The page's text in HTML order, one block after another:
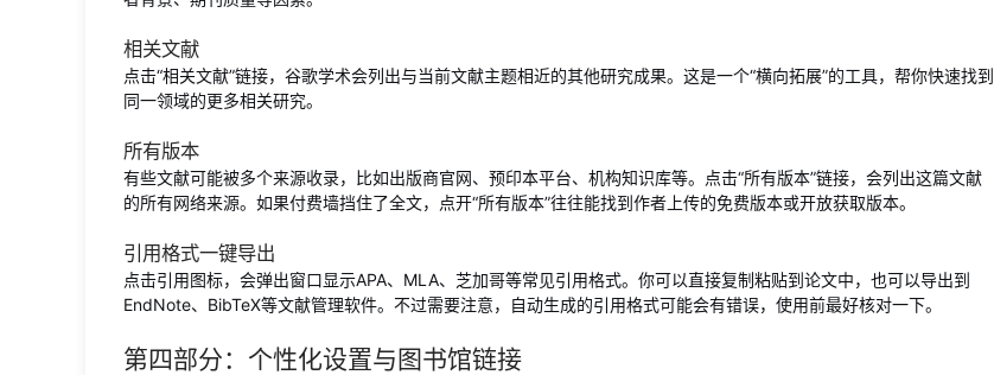
相关文献
点击“相关文献”链接，谷歌学术会列出与当前文献主题相近的其他研究成果。这是一个“横向拓展”的工具，帮你快速找到
同一领域的更多相关研究。
所有版本
有些文献可能被多个来源收录，比如出版商官网、预印本平台、机构知识库等。点击“所有版本”链接，会列出这篇文献
的所有网络来源。如果付费墙挡住了全文，点开“所有版本”往往能找到作者上传的免费版本或开放获取版本。
引用格式一键导出
点击引用图标，会弹出窗口显示APA、MLA、芝加哥等常见引用格式。你可以直接复制粘贴到论文中，也可以导出到
EndNote、BibTeX等文献管理软件。不过需要注意，自动生成的引用格式可能会有错误，使用前最好核对一下。
第四部分：个性化设置与图书馆链接